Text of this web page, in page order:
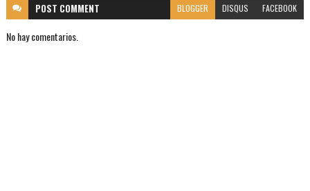
POST COMMENT BLOGGER DISQUS FACEBOOK
No hay comentarios.